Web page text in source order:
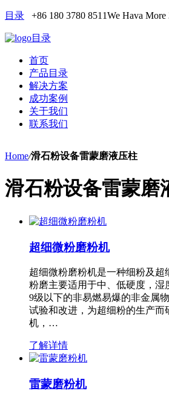
目录 +86 180 3780 8511We Hava More
目录
首页
产品目录
解决方案
成功案例
关于我们
联系我们
Home/滑石粉设备雷蒙磨液压柱
滑石粉设备雷蒙磨
超细微粉磨粉机
超细微粉磨粉机是一种细粉及超
粉磨主要适用于中、低硬度，湿
9级以下的非易燃易爆的非金属
试验和改进，为超细粉的生产而
机，…
了解详情
雷蒙磨粉机